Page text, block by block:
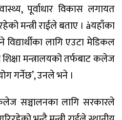
पूर्वाधार विकास लगायत
मन्त्री राईले बताए । àयहाँका
लागि एउटा मेडिकल
मन्त्रालयको तर्फबाट कलेज
गर्नेछ’, उनले भने ।
सञ्चालनका लागि सरकारले